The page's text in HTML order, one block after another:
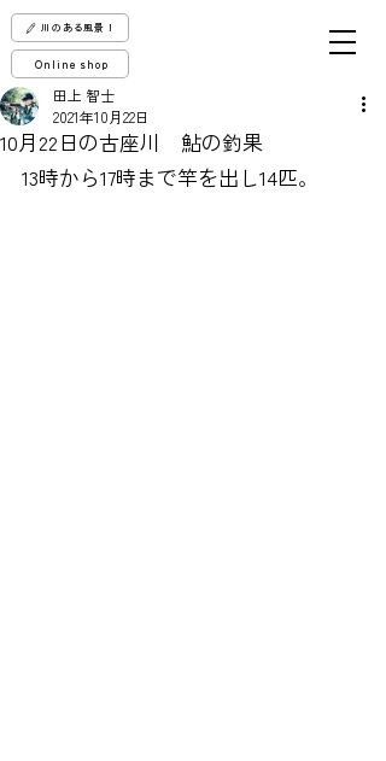
川のある風景！
Online shop
10月22日の古座川 鮎の釣果
田上 智士
2021年10月22日
13時から17時まで竿を出し14匹。